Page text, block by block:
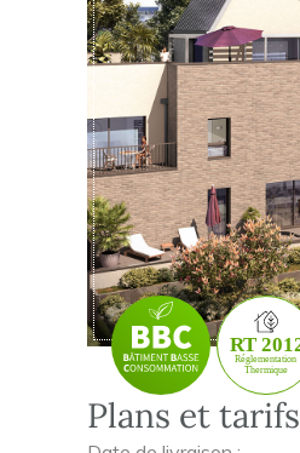
Plans et tarifs